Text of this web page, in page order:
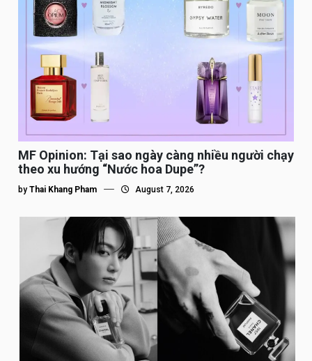
MF Opinion: Tại sao ngày càng nhiều người chạy
theo xu hướng “Nước hoa Dupe”?
by Thai Khang Pham August 7, 2026